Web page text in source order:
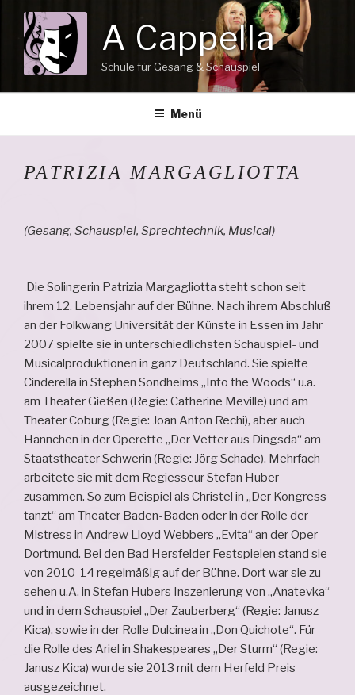
Inhalt
springen
A Cappella
Schule für Gesang & Schauspiel
Menü
PATRIZIA MARGAGLIOTTA
(Gesang, Schauspiel, Sprechtechnik, Musical)
Die Solingerin Patrizia Margagliotta steht schon seit
ihrem 12. Lebensjahr auf der Bühne. Nach ihrem Abschluß
an der Folkwang Universität der Künste in Essen im Jahr
2007 spielte sie in unterschiedlichsten Schauspiel- und
Musicalproduktionen in ganz Deutschland. Sie spielte
Cinderella in Stephen Sondheims „Into the Woods“ u.a.
am Theater Gießen (Regie: Catherine Meville) und am
Theater Coburg (Regie: Joan Anton Rechi), aber auch
Hannchen in der Operette „Der Vetter aus Dingsda“ am
Staatstheater Schwerin (Regie: Jörg Schade). Mehrfach
arbeitete sie mit dem Regiesseur Stefan Huber
zusammen. So zum Beispiel als Christel in „Der Kongress
tanzt“ am Theater Baden-Baden oder in der Rolle der
Mistress in Andrew Lloyd Webbers „Evita“ an der Oper
Dortmund. Bei den Bad Hersfelder Festspielen stand sie
von 2010-14 regelmäßig auf der Bühne. Dort war sie zu
sehen u.A. in Stefan Hubers Inszenierung von „Anatevka“
und in dem Schauspiel „Der Zauberberg“ (Regie: Janusz
Kica), sowie in der Rolle Dulcinea in „Don Quichote“. Für
die Rolle des Ariel in Shakespeares „Der Sturm“ (Regie:
Janusz Kica) wurde sie 2013 mit dem Herfeld Preis
ausgezeichnet.